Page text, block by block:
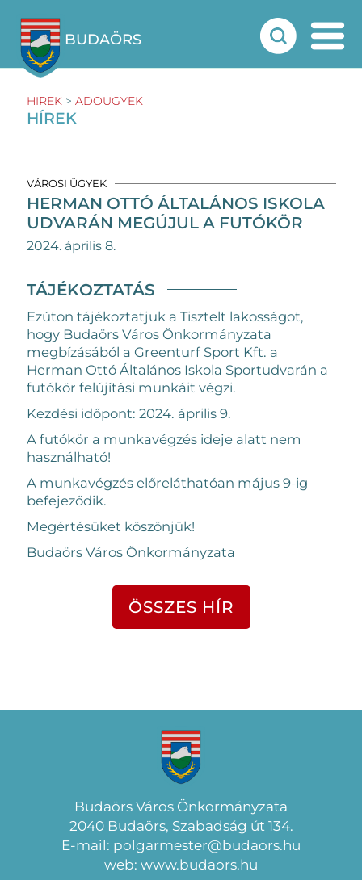
BUDAÖRS
HIREK > ADOUGYEK
HÍREK
VÁROSI ÜGYEK
HERMAN OTTÓ ÁLTALÁNOS ISKOLA
UDVARÁN MEGÚJUL A FUTÓKÖR
2024. április 8.
TÁJÉKOZTATÁS
Ezúton tájékoztatjuk a Tisztelt lakosságot,
hogy Budaörs Város Önkormányzata
megbízásából a Greenturf Sport Kft. a
Herman Ottó Általános Iskola Sportudvarán a
futókör felújítási munkáit végzi.
Kezdési időpont: 2024. április 9.
A futókör a munkavégzés ideje alatt nem
használható!
A munkavégzés előreláthatóan május 9-ig
befejeződik.
Megértésüket köszönjük!
Budaörs Város Önkormányzata
ÖSSZES HÍR
Budaörs Város Önkormányzata
2040 Budaörs, Szabadság út 134.
E-mail: polgarmester@budaors.hu
web: www.budaors.hu